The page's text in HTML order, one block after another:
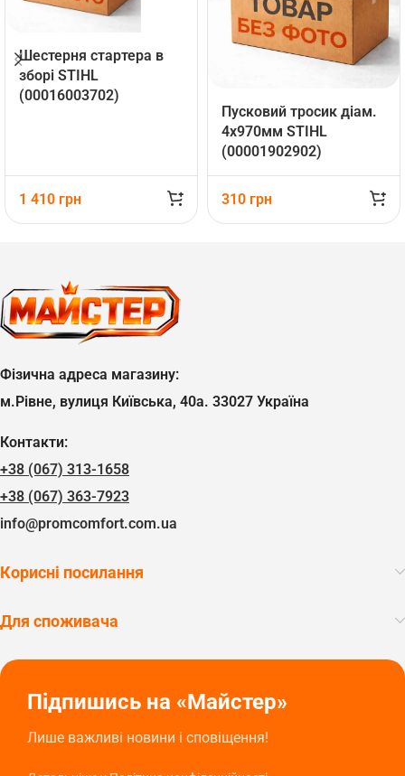
Шестерня стартера в
зборі STIHL
(00016003702)
1 410 грн
Пусковий тросик діам.
4х970мм STIHL
(00001902902)
310 грн
Фізична адреса магазину:
м.Рівне, вулиця Київська, 40а. 33027 Україна
Контакти:
+38 (067) 313-1658
+38 (067) 363-7923
info@promcomfort.com.ua
Корисні посилання
Для споживача
Підпишись на «Майстер»
Лише важливі новини і сповіщення!